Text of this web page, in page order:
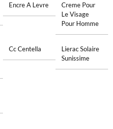
Encre A Levre
Creme Pour
Le Visage
Pour Homme
Cc Centella
Lierac Solaire
Sunissime